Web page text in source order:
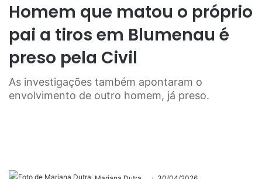
Homem que matou o próprio
pai a tiros em Blumenau é
preso pela Civil
As investigações também apontaram o
envolvimento de outro homem, já preso.